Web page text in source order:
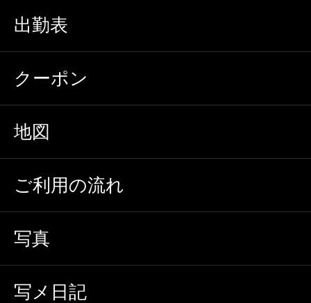
出勤表
クーポン
地図
ご利用の流れ
写真
写メ日記